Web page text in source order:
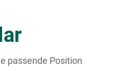
passende Position